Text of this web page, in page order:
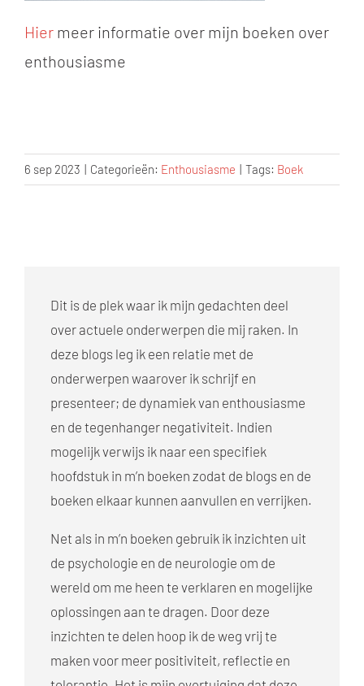
Hier meer informatie over mijn boeken over
enthousiasme
6 sep 2023 | Categorieën: Enthousiasme | Tags: Boek
Dit is de plek waar ik mijn gedachten deel
over actuele onderwerpen die mij raken. In
deze blogs leg ik een relatie met de
onderwerpen waarover ik schrijf en
presenteer; de dynamiek van enthousiasme
en de tegenhanger negativiteit. Indien
mogelijk verwijs ik naar een specifiek
hoofdstuk in m’n boeken zodat de blogs en de
boeken elkaar kunnen aanvullen en verrijken.
Net als in m’n boeken gebruik ik inzichten uit
de psychologie en de neurologie om de
wereld om me heen te verklaren en mogelijke
oplossingen aan te dragen. Door deze
inzichten te delen hoop ik de weg vrij te
maken voor meer positiviteit, reflectie en